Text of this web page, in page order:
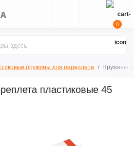
0
пружины для переплета Пружины
пластиковые 45